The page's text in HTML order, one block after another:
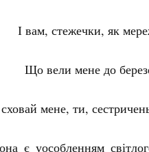
І вам, стежечки, як
Що вели мене до
мене, ти,
є уособленням